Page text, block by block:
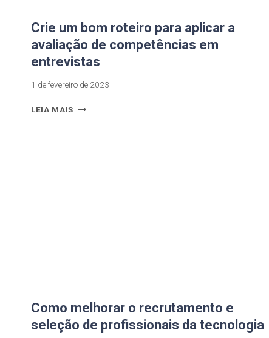
Crie um bom roteiro para aplicar a
avaliação de competências em
entrevistas
1 de fevereiro de 2023
LEIA MAIS
Como melhorar o recrutamento e
seleção de profissionais da tecnologia